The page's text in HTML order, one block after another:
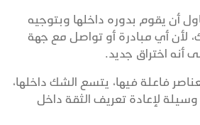
أن يقوم بدوره داخلها وبتوجيه
أي مبادرة أو تواصل مع جهة
أنه اختراق جديد.
فاعلة فيها، يتسع الشك داخلها،
لإعادة تعريف الثقة داخل